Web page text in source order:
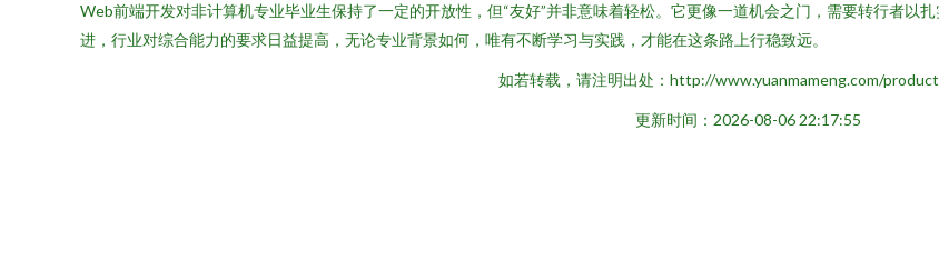
Web前端开发对非计算机专业毕业生保持了一定的开放性，但“友好”并非意味着轻松。它更像一道机会之门，需要转行者以
进，行业对综合能力的要求日益提高，无论专业背景如何，唯有不断学习与实践，才能在这条路上行稳致远。
如若转载，请注明出处：http://www.yuanmameng.com/
更新时间：2026-08-06 22:17:55